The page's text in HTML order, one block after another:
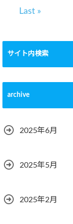
Last »
サイト内検索
archive
2025年6月
2025年5月
2025年2月